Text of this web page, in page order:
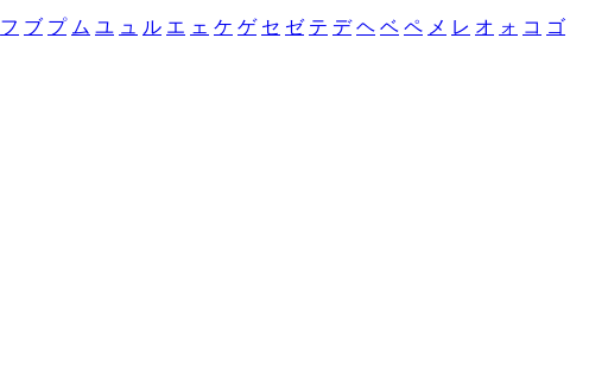
フ ブ プ ム ユ ュ ル エ ェ ケ ゲ セ ゼ テ デ ヘ ベ ペ メ レ オ ォ コ ゴ